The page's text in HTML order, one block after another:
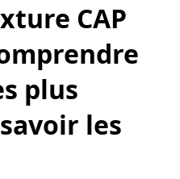
CAP
plus
les